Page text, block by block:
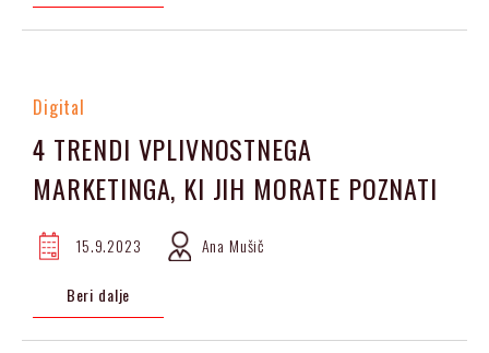
Digital
4 TRENDI VPLIVNOSTNEGA
MARKETINGA, KI JIH MORATE POZNATI
15.9.2023 Ana Mušič
Beri dalje